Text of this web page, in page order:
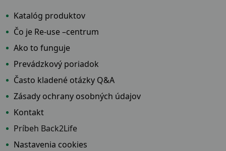
Katalóg produktov
Čo je Re-use –centrum
Ako to funguje
Prevádzkový poriadok
Často kladené otázky Q&A
Zásady ochrany osobných údajov
Kontakt
Príbeh Back2Life
Nastavenia cookies